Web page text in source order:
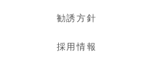
勧誘方針
採用情報